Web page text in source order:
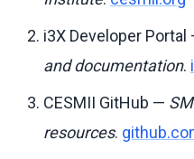
i3X Developer Portal
and documentation.
CESMII GitHub —
resources.